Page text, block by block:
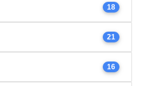
18
21
16